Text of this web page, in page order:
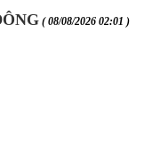
( 08/08/2026 02:01 )